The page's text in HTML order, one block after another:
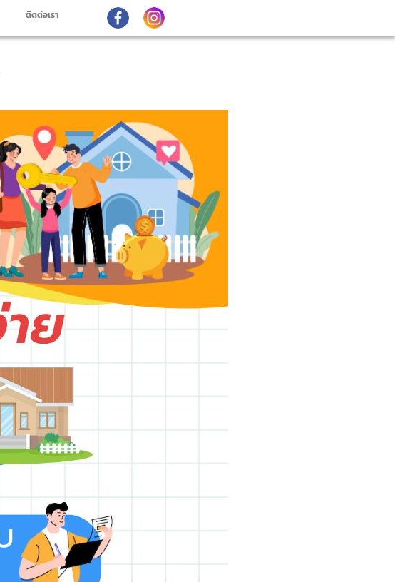
ติดต่อเรา